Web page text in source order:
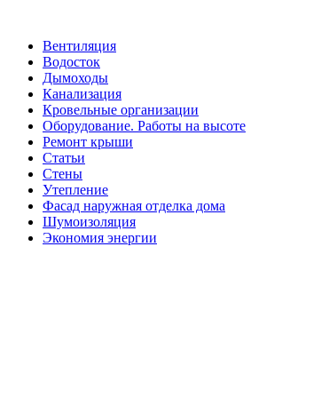
Вентиляция
Водосток
Дымоходы
Канализация
Кровельные организации
Оборудование. Работы на высоте
Ремонт крыши
Статьи
Стены
Утепление
Фасад наружная отделка дома
Шумоизоляция
Экономия энергии